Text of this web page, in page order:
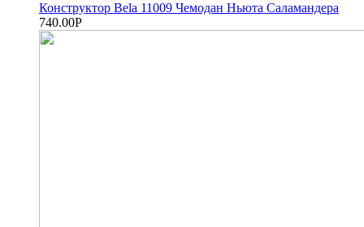
Конструктор Bela 11009 Чемодан Ньюта Саламандера
740.00Р